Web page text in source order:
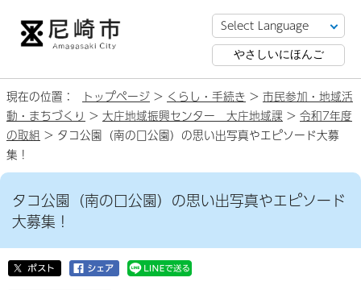
やさしいにほんご
現在の位置： トップページ > くらし・手続き > 市民参加・地域活
動・まちづくり > 大庄地域振興センター 大庄地域課 > 令和7年度
の取組 > タコ公園（南の口公園）の思い出写真やエピソード大募
集！
タコ公園（南の口公園）の思い出写真やエピソード
大募集！